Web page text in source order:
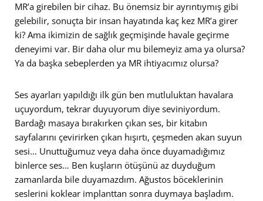
MR’a girebilen bir cihaz. Bu önemsiz bir ayrıntıymış gibi
gelebilir, sonuçta bir insan hayatında kaç kez MR’a girer
ki? Ama ikimizin de sağlık geçmişinde havale geçirme
deneyimi var. Bir daha olur mu bilemeyiz ama ya olursa?
Ya da başka sebeplerden ya MR ihtiyacımız olursa?
Ses ayarları yapıldığı ilk gün ben mutluluktan havalara
uçuyordum, tekrar duyuyorum diye seviniyordum.
Bardağı masaya bırakırken çıkan ses, bir kitabın
sayfalarını çevirirken çıkan hışırtı, çeşmeden akan suyun
sesi… Unuttuğumuz veya daha önce duyamadığımız
binlerce ses… Ben kuşların ötüşünü az duyduğum
zamanlarda bile duyamazdım. Ağustos böceklerinin
seslerini koklear implanttan sonra duymaya başladım.